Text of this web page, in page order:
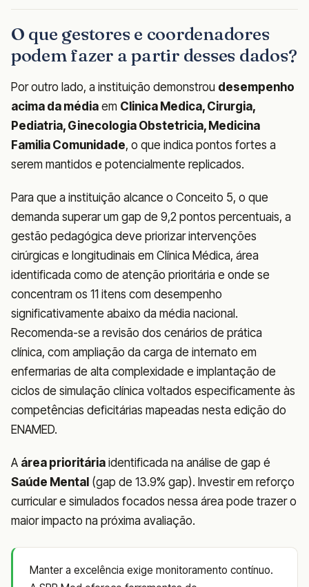
O que gestores e coordenadores
podem fazer a partir desses dados?
Por outro lado, a instituição demonstrou desempenho
acima da média em Clinica Medica, Cirurgia,
Pediatria, Ginecologia Obstetricia, Medicina
Familia Comunidade, o que indica pontos fortes a
serem mantidos e potencialmente replicados.
Para que a instituição alcance o Conceito 5, o que
demanda superar um gap de 9,2 pontos percentuais, a
gestão pedagógica deve priorizar intervenções
cirúrgicas e longitudinais em Clínica Médica, área
identificada como de atenção prioritária e onde se
concentram os 11 itens com desempenho
significativamente abaixo da média nacional.
Recomenda-se a revisão dos cenários de prática
clínica, com ampliação da carga de internato em
enfermarias de alta complexidade e implantação de
ciclos de simulação clínica voltados especificamente às
competências deficitárias mapeadas nesta edição do
ENAMED.
A área prioritária identificada na análise de gap é
Saúde Mental (gap de 13.9% gap). Investir em reforço
curricular e simulados focados nessa área pode trazer o
maior impacto na próxima avaliação.
Manter a excelência exige monitoramento contínuo.